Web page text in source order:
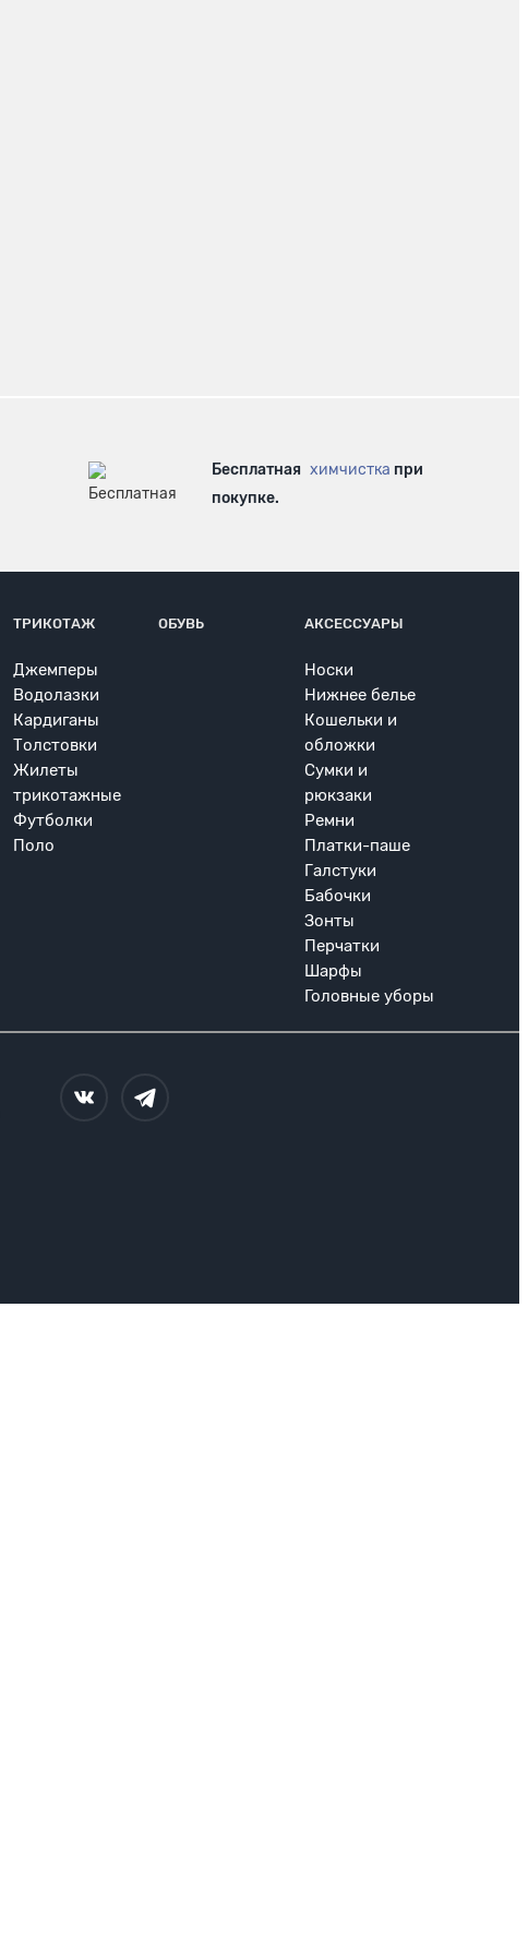
Бесплатная химчистка при
покупке.
ТРИКОТАЖ
Джемперы
Водолазки
Кардиганы
Толстовки
Жилеты
трикотажные
Футболки
Поло
ОБУВЬ АКСЕССУАРЫ
Носки
Нижнее белье
Кошельки и
обложки
Сумки и
рюкзаки
Ремни
Платки-паше
Галстуки
Бабочки
Зонты
Перчатки
Шарфы
Головные уборы